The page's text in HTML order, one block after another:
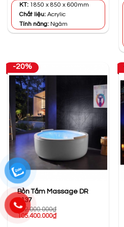
57.000.000₫.
KT: 1850 x 850 x 600mm
Chất liệu: Acrylic
Tính năng: Ngâm
-20%
Bồn Tắm Massage DR
0137
132.000.000₫
Giá
105.400.000₫Giá